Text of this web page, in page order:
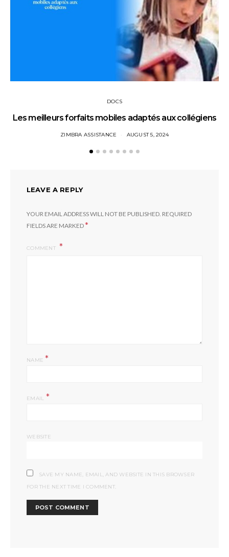
DOCS
Les meilleurs forfaits mobiles adaptés aux collégiens
ZIMBRA ASSISTANCE AUGUST 5, 2024
LEAVE A REPLY
YOUR EMAIL ADDRESS WILL NOT BE PUBLISHED. REQUIRED
FIELDS ARE MARKED*
COMMENT
NAME *
EMAIL *
WEBSITE
SAVE MY NAME, EMAIL, AND WEBSITE IN THIS BROWSER
FOR THE NEXT TIME I COMMENT.